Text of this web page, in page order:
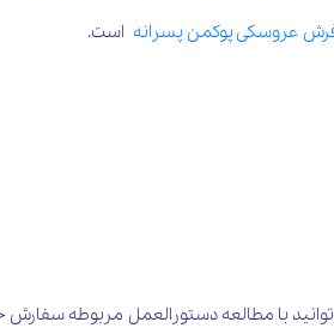
عروسکی پوکمن پسرانه است.
باشید می توانید با مطالعه دستورالعمل مربوطه